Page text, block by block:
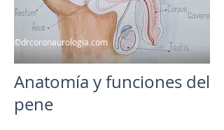
©drcoronaurologia.com
Anatomía y funciones del
pene